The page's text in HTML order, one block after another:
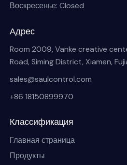
Воскресенье: Closed
Адрес
Room 2009, Vanke creative
Road, Siming District, Xiamen,
sales@saulcontrol.com
+86 18150899970
Классификация
Главная страница
Продукты